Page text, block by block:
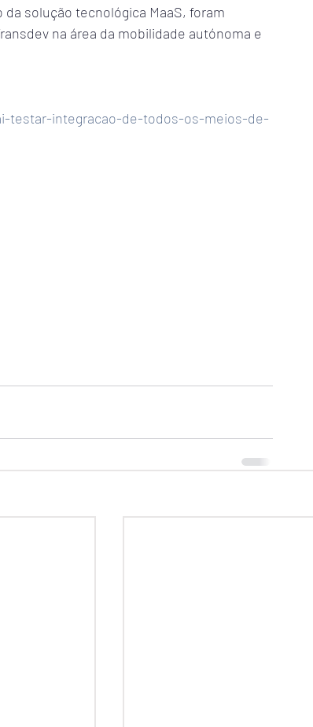
da solução tecnológica MaaS, foram
na área da mobilidade autónoma e
testar-integracao-de-todos-os-meios-de-